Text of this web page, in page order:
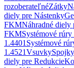
rozoberateľnéZátky
diely pre Nástenky
FKMNáhradné diely
FKMSystémové rúry
1.4401 Systémové
1.4521VsuvkySpojky
diely pre Redukcie